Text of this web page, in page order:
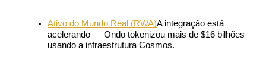
Empréstimos
Serviço de empréstimo apoiado por criptografia
Ativo do Mundo Real (RWA)A integração está
acelerando — Ondo tokenizou mais de $16 bilhões
usando a infraestrutura Cosmos.